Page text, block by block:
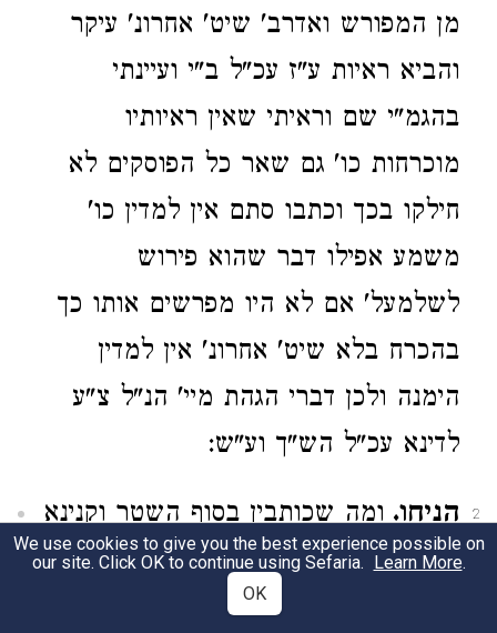
מן המפורש ואדרב' שיט' אחרונ' עיקר
והביא ראיות ע"ז עכ"ל ב"י ועיינתי
בהגמ"י שם וראיתי שאין ראיותיו
מוכרחות כו' גם שאר כל הפוסקים לא
חילקו בכך וכתבו סתם אין למדין כו'
משמע אפילו דבר שהוא פירוש
לשלמעל' אם לא היו מפרשים אותו כך
בהכרח בלא שיט' אחרונ' אין למדין
הימנה ולכן דברי הגהת מיי' הנ"ל צ"ע
לדינא עכ"ל הש"ך וע"ש:
2 הניחו.ומה שכותבין בסוף השטר וקנינא
מפלוני וכו' ג"ז מיקרי חזרת השטר
ואע"פ שעדיין לא נכתב למעל' אלא
We use cookies to give you the best experience possible on
our site. Click OK to continue using Sefaria. Learn More.
OK